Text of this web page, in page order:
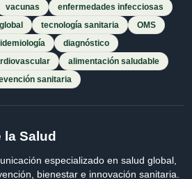
vacunas
enfermedades infecciosas
tecnología sanitaria
OMS
diagnóstico
alimentación saludable
sanitaria
la Salud
especializado en salud global,
bienestar e innovación sanitaria.